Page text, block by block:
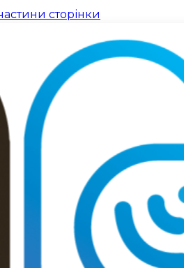
сторінки